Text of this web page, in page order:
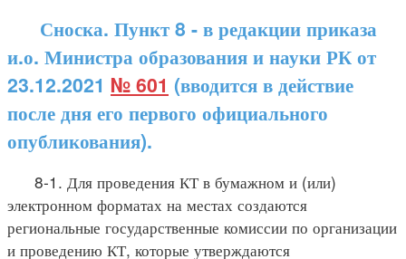
Сноска. Пункт 8 - в редакции приказа
и.о. Министра образования и науки РК от
23.12.2021 № 601 (вводится в действие
после дня его первого официального
опубликования).
8-1. Для проведения КТ в бумажном и (или)
электронном форматах на местах создаются
региональные государственные комиссии по организации
и проведению КТ, которые утверждаются